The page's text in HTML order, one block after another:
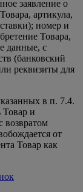
заявление о
артикула,
номер и
Товара,
данные, с
(банковский
реквизиты для
в п. 7.4.
Товар и
возвратом
от
Товар как